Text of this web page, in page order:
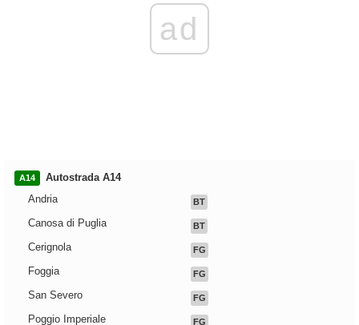
ad
A14
Autostrada A14
Andria
BT
Canosa di Puglia BT
Cerignola FG
Foggia FG
San Severo FG
Poggio Imperiale FG